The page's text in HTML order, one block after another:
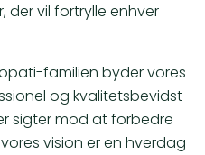
der vil fortrylle enhver
familien byder vores
og kvalitetsbevidst
sigter mod at forbedre
vision er en hverdag